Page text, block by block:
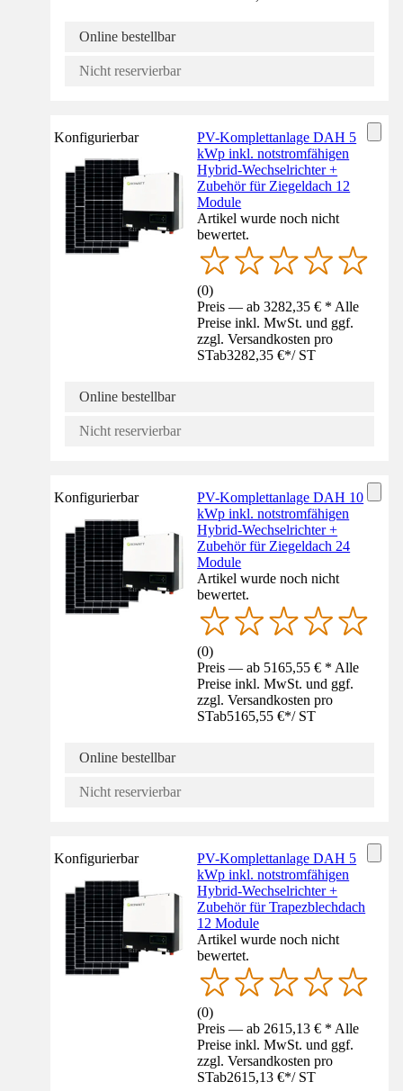
Online bestellbar
Nicht reservierbar
Konfigurierbar
PV-Komplettanlage DAH 5
kWp inkl. notstromfähigen
Hybrid-Wechselrichter +
Zubehör für Ziegeldach 12
Module
Artikel wurde noch nicht
bewertet.
(0)
Preis — ab 3282,35 € * Alle
Preise inkl. MwSt. und ggf.
zzgl. Versandkosten pro
STab3282,35 €*/ ST
Online bestellbar
Nicht reservierbar
Konfigurierbar
PV-Komplettanlage DAH 10
kWp inkl. notstromfähigen
Hybrid-Wechselrichter +
Zubehör für Ziegeldach 24
Module
Artikel wurde noch nicht
bewertet.
(0)
Preis — ab 5165,55 € * Alle
Preise inkl. MwSt. und ggf.
zzgl. Versandkosten pro
STab5165,55 €*/ ST
Online bestellbar
Nicht reservierbar
Konfigurierbar
PV-Komplettanlage DAH 5
kWp inkl. notstromfähigen
Hybrid-Wechselrichter +
Zubehör für Trapezblechdach
12 Module
Artikel wurde noch nicht
bewertet.
(0)
Preis — ab 2615,13 € * Alle
Preise inkl. MwSt. und ggf.
zzgl. Versandkosten pro
STab2615,13 €*/ ST